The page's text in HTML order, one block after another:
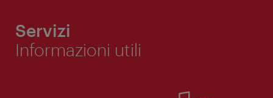
Servizi
Informazioni utili